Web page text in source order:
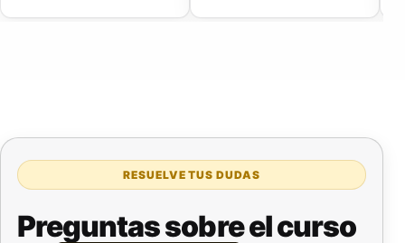
RESUELVE TUS DUDAS
Preguntas sobre el curso